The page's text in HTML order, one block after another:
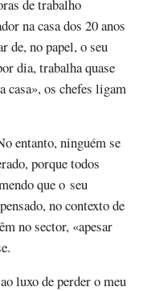
de trabalho
na casa dos 20 anos
de, no papel, o seu
dia, trabalha quase
casa», os chefes ligam
entanto, ninguém se
porque todos
que o seu
no contexto de
no sector, «apesar
luxo de perder o meu